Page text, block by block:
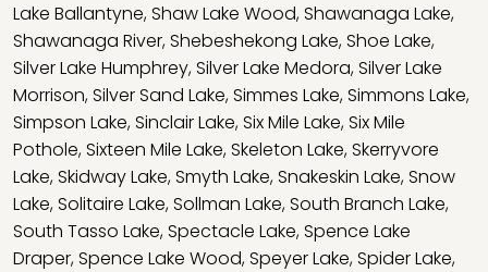
Lake Ballantyne,Shaw Lake Wood,Shawanaga Lake,
Shawanaga River,Shebeshekong Lake,Shoe Lake,
Silver Lake Humphrey,Silver Lake Medora,Silver Lake
Morrison,Silver Sand Lake,Simmes Lake,Simmons Lake,
Simpson Lake,Sinclair Lake,Six Mile Lake,Six Mile
Pothole,Sixteen Mile Lake,Skeleton Lake,Skerryvore
Lake,Skidway Lake,Smyth Lake,Snakeskin Lake,Snow
Lake,Solitaire Lake,Sollman Lake,South Branch Lake,
South Tasso Lake,Spectacle Lake,Spence Lake
Draper,Spence Lake Wood,Speyer Lake,Spider Lake,